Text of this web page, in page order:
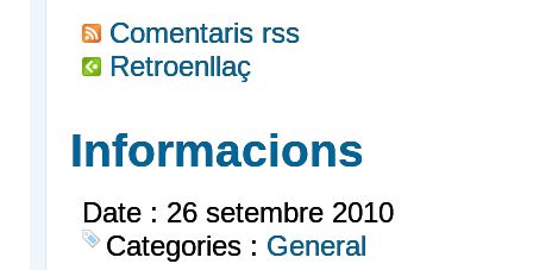
Comentaris rss
Retroenllaç
Informacions
Date : 26 setembre 2010
Categories : General